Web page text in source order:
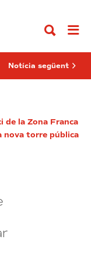
l’Ajuntament
Feliu
de
municipalitzar
Centre
Notícia següent
de la Zona Franca
nova torre pública
i
l’Ajuntament